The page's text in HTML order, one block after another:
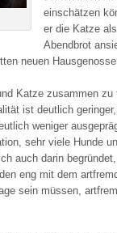
einschätzen
er die Katze als
Abendbrot
neuen
Katze zusammen zu
ist deutlich
weniger
sehr viele Hunde
auch darin
eng mit dem
sein müssen,